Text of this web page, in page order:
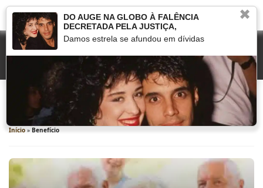
Benefício
Início » Benefício
✖
DO AUGE NA GLOBO À FALÊNCIA
DECRETADA PELA JUSTIÇA,
Damos estrela se afundou em dívidas